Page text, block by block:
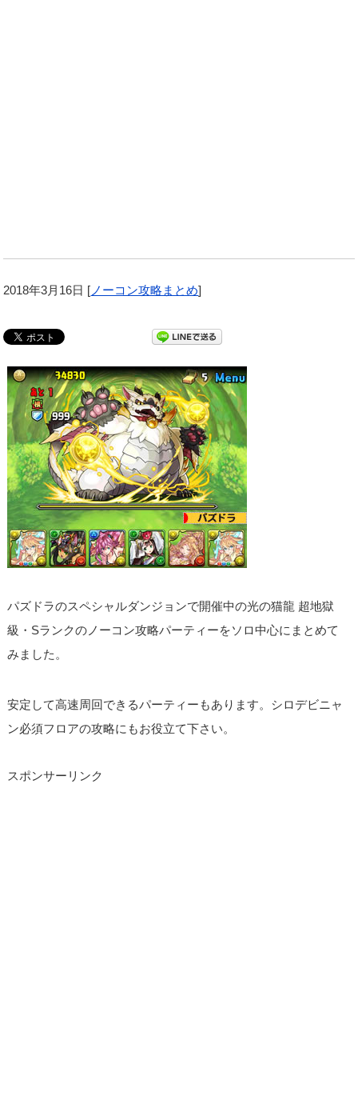
2018年3月16日 [ ノーコン攻略まとめ]
パズドラのスペシャルダンジョンで開催中の光の猫龍 超地獄
級・Sランクのノーコン攻略パーティーをソロ中心にまとめて
みました。
安定して高速周回できるパーティーもあります。シロデビニャ
ン必須フロアの攻略にもお役立て下さい。
スポンサーリンク